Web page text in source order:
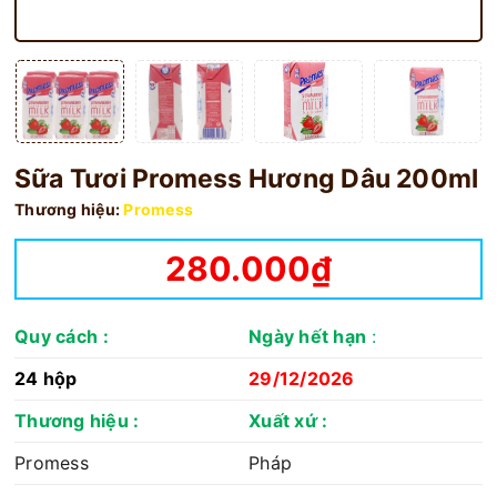
Sữa Tươi Promess Hương Dâu 200ml
Thương hiệu:Promess
280.000₫
Quy cách : Ngày hết hạn :
24 hộp
29/12/2026
Thương hiệu :
Xuất xứ :
Promess
Pháp